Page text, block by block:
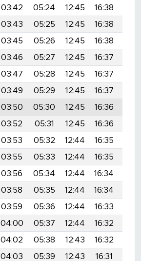
03:42 05:24 12:45 16:38
03:43 05:25 12:45 16:38
03:45 05:26 12:45 16:38
03:46 05:27 12:45 16:37
03:47 05:28 12:45 16:37
03:49 05:29 12:45 16:37
03:50 05:30 12:45 16:36
03:52 05:31 12:45 16:36
03:53 05:32 12:44 16:35
03:55 05:33 12:44 16:35
03:56 05:34 12:44 16:34
03:58 05:35 12:44 16:34
03:59 05:36 12:44 16:33
04:00 05:37 12:44 16:32
04:02 05:38 12:43 16:32
04:03 05:39 12:43 16:31